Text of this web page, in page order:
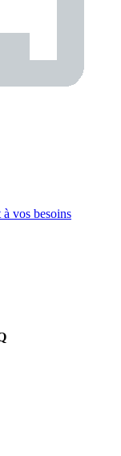
vos besoins